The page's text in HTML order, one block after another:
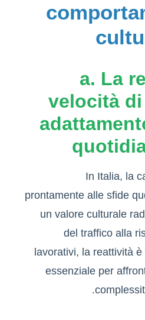
a. La
velocità di
In Italia, la
prontamente alle sfide
un valore culturale
del traffico alla
lavorativi, la reattività
essenziale per